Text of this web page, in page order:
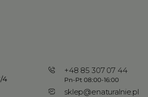
4
+48 85 307 07 44
Pn-Pt 08:00-16:00
sklep@enaturalnie.pl